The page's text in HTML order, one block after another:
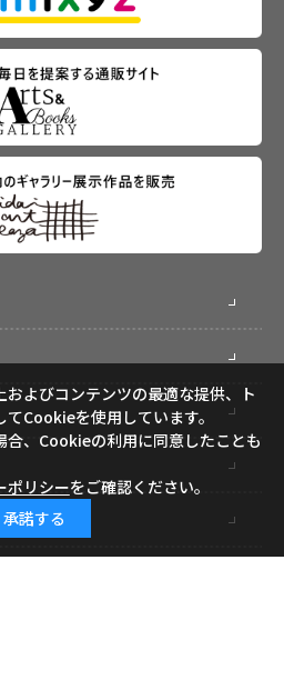
よびコンテンツの最適な提供、ト
Cookieを使用しています。
合、Cookieの利用に同意したことも
ポリシーをご確認ください。
承諾する